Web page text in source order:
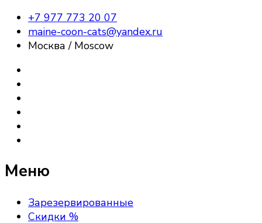
+7 977 773 20 07
maine-coon-cats@yandex.ru
Москва / Moscow
Меню
Зарезервированные
Скидки %